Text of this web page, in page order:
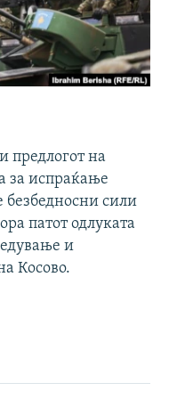
предлогот на
за испраќање
сили
патот одлуката
и
Косово.